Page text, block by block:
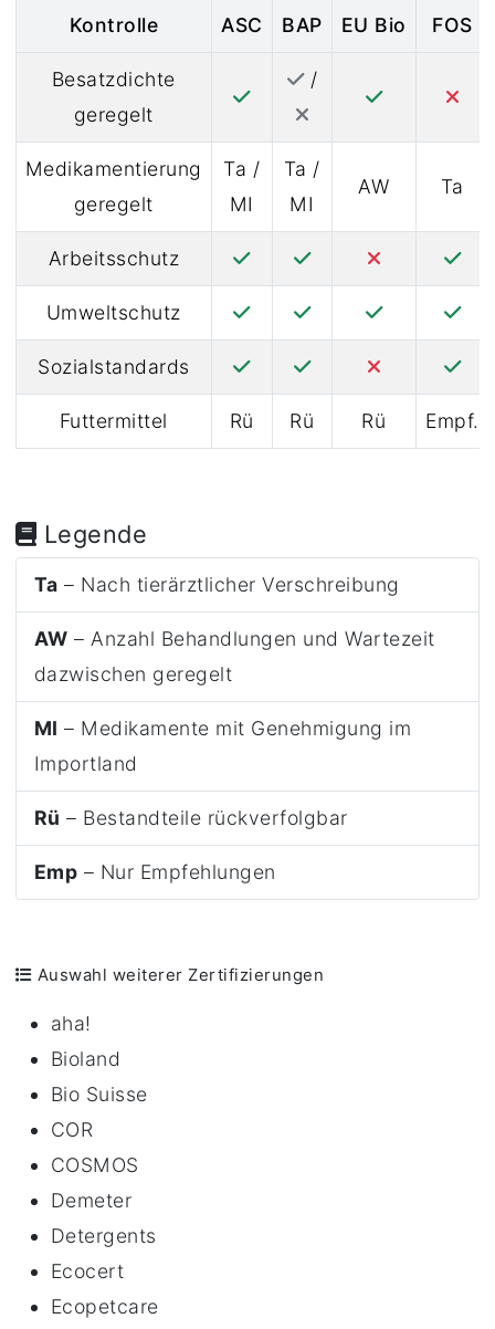
Kontrolle ASC BAP EU Bio FOS
Besatzdichte
geregelt
/
Medikamentierung
geregelt
Ta /
MI
Ta /
MI
AW Ta
Arbeitsschutz
Umweltschutz
Sozialstandards
Futtermittel Rü Rü Rü Empf.
Legende
Ta – Nach tierärztlicher Verschreibung
AW – Anzahl Behandlungen und Wartezeit
dazwischen geregelt
MI – Medikamente mit Genehmigung im
Importland
Rü – Bestandteile rückverfolgbar
Emp – Nur Empfehlungen
Auswahl weiterer Zertifizierungen
aha!
Bioland
Bio Suisse
COR
COSMOS
Demeter
Detergents
Ecocert
Ecopetcare